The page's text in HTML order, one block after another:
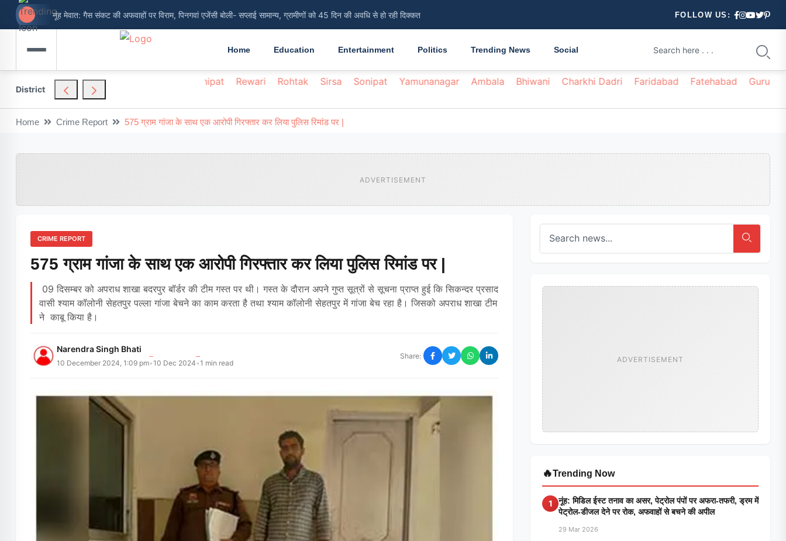
नूंह मेवात: गैस संकट की अफवाहों पर विराम, पिनगवां एजेंसी बोली- सप्लाई सामान्य, ग्रामीणों को 45 दिन की अवधि से हो रही दिक्कत FOLLOW US:
Home Education Entertainment Politics Trending News Social
District
Nuh Palwal Panipat Rewari Rohtak Sirsa Sonipat Yamunanagar Ambala Bhiwani Charkhi Dadri Faridabad Fatehabad
Home Crime Report 575 ग्राम गांजा के साथ एक आरोपी गिरफ्तार कर लिया पुलिस रिमांड पर |
ADVERTISEMENT
CRIME REPORT
575 ग्राम गांजा के साथ एक आरोपी गिरफ्तार कर लिया पुलिस रिमांड पर |
09 दिसम्बर को अपराध शाखा बदरपुर बॉर्डर की टीम गस्त पर थी। गस्त के दौरान अपने गुप्त सूत्रों से सूचना प्राप्त हुई कि सिकन्दर प्रसाद
वासी श्याम कॉलोनी सेहतपुर पल्ला गांजा बेचने का काम करता है तथा श्याम कॉलोनी सेहतपुर में गांजा बेच रहा है। जिसको अपराध शाखा टीम
ने काबू किया है।
Narendra Singh Bhati
10 December 2024, 1:09 pm•10 Dec 2024•1 min read
Share: ADVERTISEMENT
🔥Trending Now
1
नूंह: मिडिल ईस्ट तनाव का असर, पेट्रोल पंपों पर अफरा-तफरी, ड्रम में
पेट्रोल-डीजल देने पर रोक, अफवाहों से बचने की अपील
29 Mar 2026